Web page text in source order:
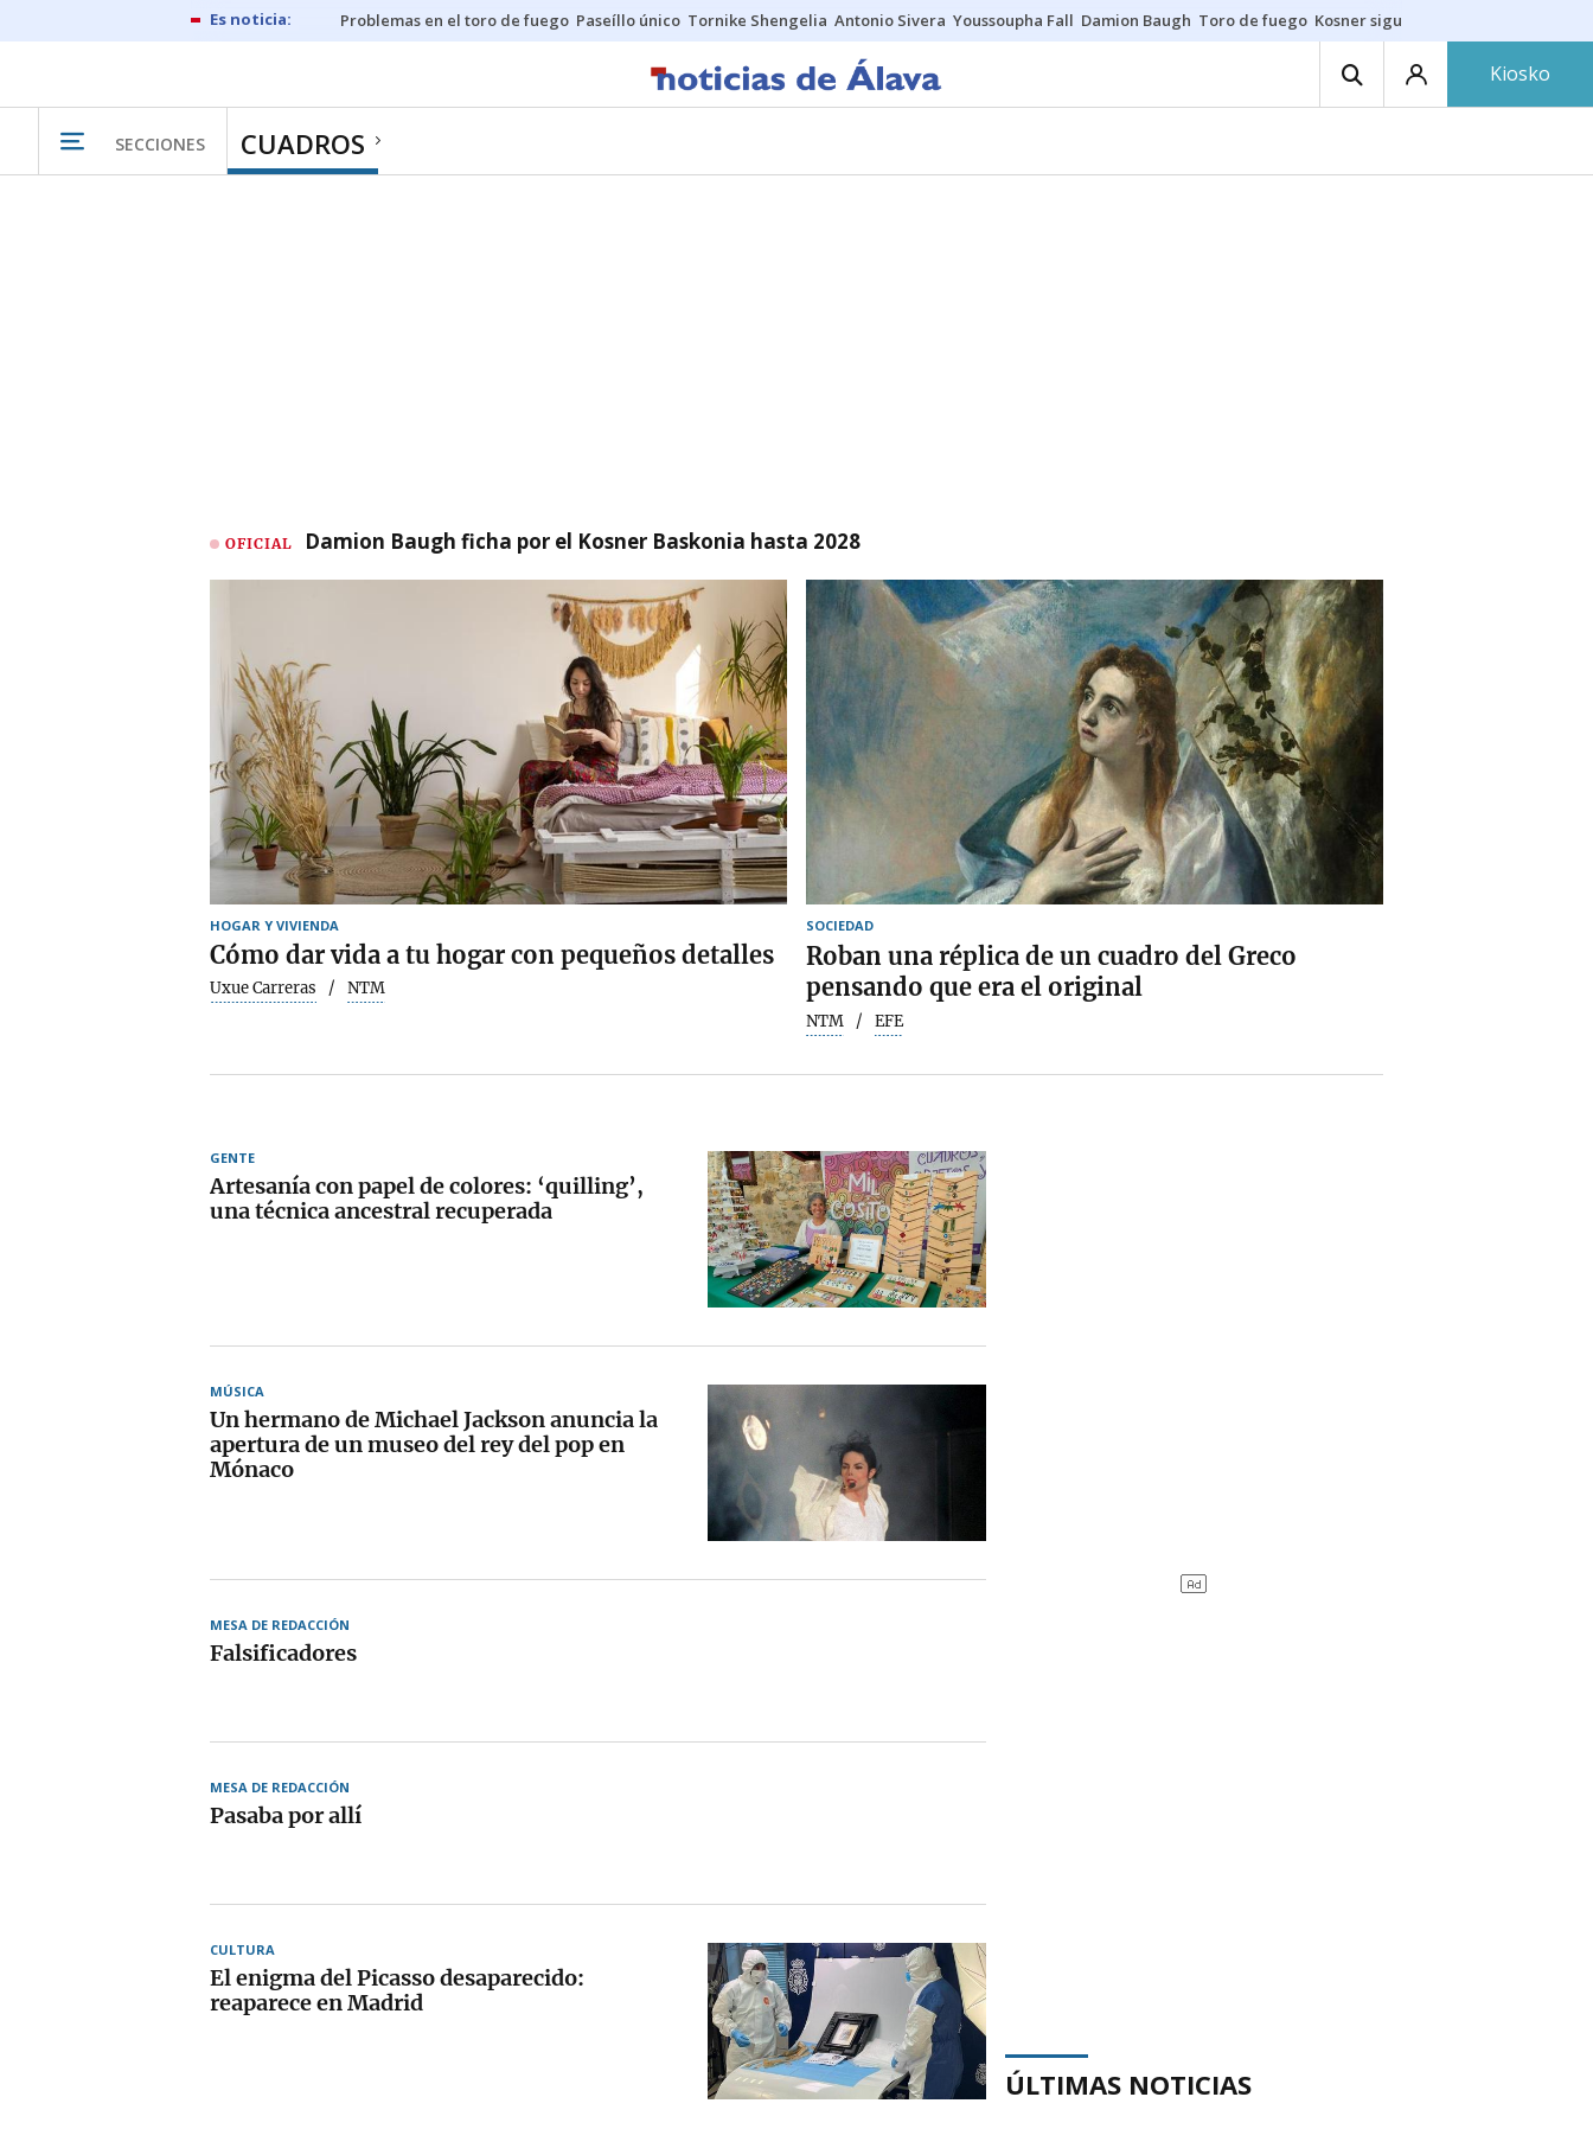
Problemas en el toro de fuego Paseíllo único Tornike Shengelia Antonio Sivera Youssoupha Fall Damion Baugh Toro de fuego Kosner sigue con Baskonia
Kiosko
SECCIONES CUADROS
OFICIAL Damion Baugh ficha por el Kosner Baskonia hasta 2028
HOGAR Y VIVIENDA
Cómo dar vida a tu hogar con pequeños detalles
Uxue Carreras NTM
SOCIEDAD
Roban una réplica de un cuadro del Greco
pensando que era el original
NTM EFE
GENTE
Artesanía con papel de colores: ‘quilling’,
una técnica ancestral recuperada
MÚSICA
Un hermano de Michael Jackson anuncia la
apertura de un museo del rey del pop en
Mónaco
MESA DE REDACCIÓN
Falsificadores
MESA DE REDACCIÓN
Pasaba por allí
CULTURA
El enigma del Picasso desaparecido:
reaparece en Madrid
ÚLTIMAS NOTICIAS